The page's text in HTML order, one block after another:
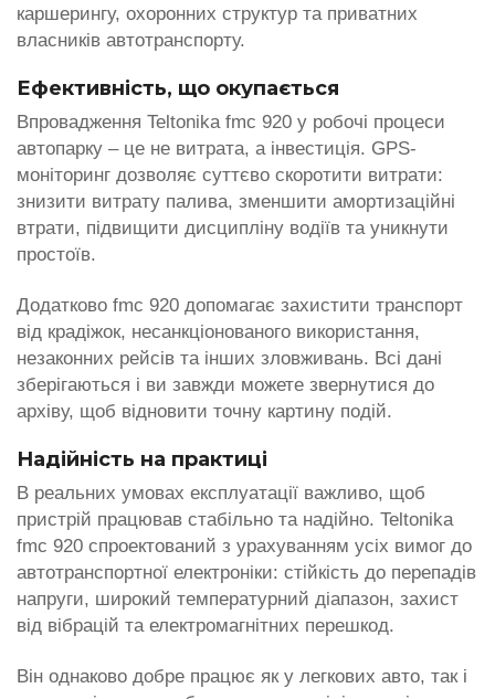
каршерингу, охоронних структур та приватних
власників автотранспорту.
Ефективність, що окупається
Впровадження Teltonika fmc 920 у робочі процеси
автопарку – це не витрата, а інвестиція. GPS-
моніторинг дозволяє суттєво скоротити витрати:
знизити витрату палива, зменшити амортизаційні
втрати, підвищити дисципліну водіїв та уникнути
простоїв.
Додатково fmc 920 допомагає захистити транспорт
від крадіжок, несанкціонованого використання,
незаконних рейсів та інших зловживань. Всі дані
зберігаються і ви завжди можете звернутися до
архіву, щоб відновити точну картину подій.
Надійність на практиці
В реальних умовах експлуатації важливо, щоб
пристрій працював стабільно та надійно. Teltonika
fmc 920 спроектований з урахуванням усіх вимог до
автотранспортної електроніки: стійкість до перепадів
напруги, широкий температурний діапазон, захист
від вібрацій та електромагнітних перешкод.
Він однаково добре працює як у легкових авто, так і